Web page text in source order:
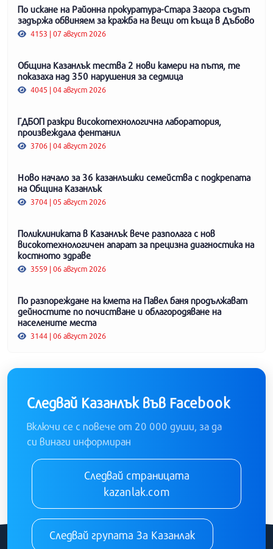
По искане на Районна прокуратура-Стара Загора съдът
задържа обвиняем за кражба на вещи от къща в Дъбово
4153 | 07 август 2026
Община Казанлък тества 2 нови камери на пътя, те
показаха над 350 нарушения за седмица
4045 | 04 август 2026
ГДБОП разкри високотехнологична лаборатория,
произвеждала фентанил
3706 | 04 август 2026
Ново начало за 36 казанлъшки семейства с подкрепата
на Община Казанлък
3704 | 05 август 2026
Поликлиниката в Казанлък вече разполага с нов
високотехнологичен апарат за прецизна диагностика на
костното здраве
3559 | 06 август 2026
По разпореждане на кмета на Павел баня продължават
дейностите по почистване и облагородяване на
населените места
3144 | 06 август 2026
Следвай Казанлък във Facebook
Включи се с повече от 20 000 души, за да
си винаги информиран
Следвай страницата
kazanlak.com
Следвай групата За Казанлак